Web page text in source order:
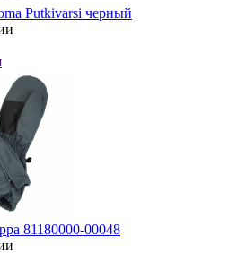
Putkivarsi черный
81180000-00048